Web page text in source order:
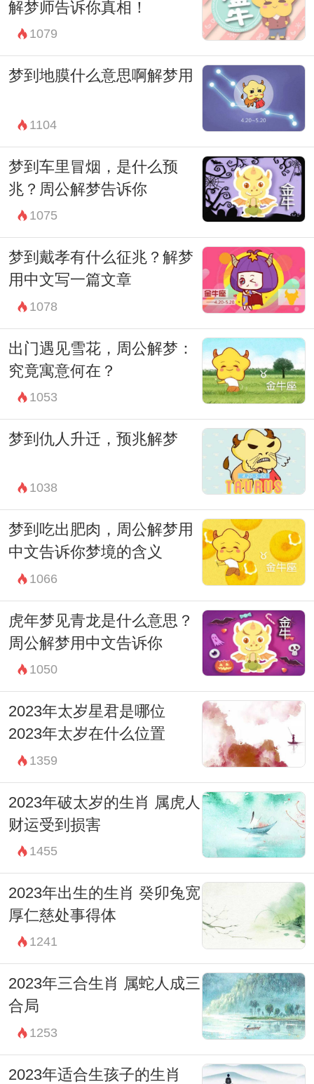
要在现实生活中去努力追求。
解梦师告诉你真相！
1079
梦到地膜什么意思啊解梦用
1104
梦到车里冒烟，是什么预
兆？周公解梦告诉你
1075
梦到戴孝有什么征兆？解梦
用中文写一篇文章
1078
出门遇见雪花，周公解梦：
究竟寓意何在？
1053
梦到仇人升迁，预兆解梦
1038
梦到吃出肥肉，周公解梦用
中文告诉你梦境的含义
1066
虎年梦见青龙是什么意思？
周公解梦用中文告诉你
1050
2023年太岁星君是哪位
2023年太岁在什么位置
1359
2023年破太岁的生肖 属虎人
财运受到损害
1455
2023年出生的生肖 癸卯兔宽
厚仁慈处事得体
1241
2023年三合生肖 属蛇人成三
合局
1253
2023年适合生孩子的生肖